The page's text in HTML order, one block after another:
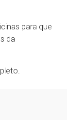
para que
da